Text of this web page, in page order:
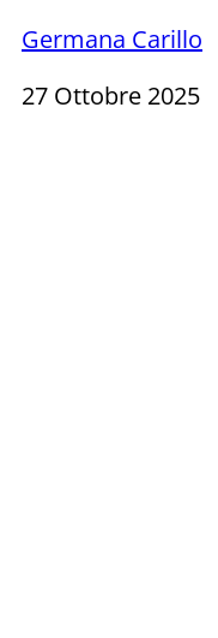
Germana Carillo
27 Ottobre 2025